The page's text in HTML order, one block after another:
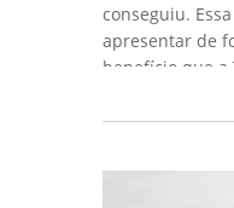
conseguiu.
apresentar de
benefício que a